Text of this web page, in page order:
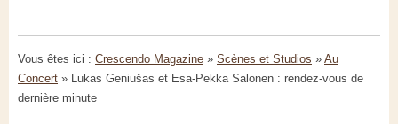
Vous êtes ici : Crescendo Magazine » Scènes et Studios » Au
Concert » Lukas Geniušas et Esa-Pekka Salonen : rendez-vous de
dernière minute